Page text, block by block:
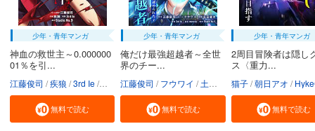
少年・青年マンガ
神血の救世主～0.000000
01％を引...
江藤俊司 疾狼 3rd Ie Studio No.9
無料で読む
少年・青年マンガ
俺だけ最強超越者～全世
界のチー...
江藤俊司 フウワイ 土田健太 3rd Ie maruco
無料で読む
少年・青年マンガ
2周目冒険者は隠し
ス〈重力...
猫子 朝日アオ
無料で読む